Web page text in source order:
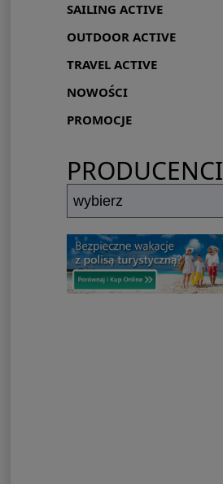
SAILING ACTIVE
OUTDOOR ACTIVE
TRAVEL ACTIVE
NOWOŚCI
PROMOCJE
PRODUCENCI